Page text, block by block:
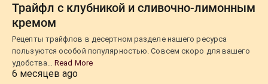
Трайфл с клубникой и сливочно-лимонным
кремом
Рецепты трайфлов в десертном разделе нашего ресурса
пользуются особой популярностью. Совсем скоро для вашего
удобства… Read More
6 месяцев ago